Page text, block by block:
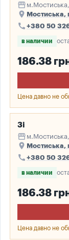
storefront
place Мостиська,
call +380 50
в наличии
186.38
Цена давно не
3і
storefront
place Мостиська,
call +380 50
в наличии
186.38
Цена давно не